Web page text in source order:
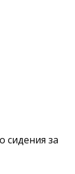
сидения за